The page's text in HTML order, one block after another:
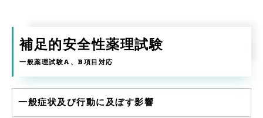
補足的安全性薬理試験
一般薬理試験A、B項目対応
一般症状及び行動に及ぼす影響